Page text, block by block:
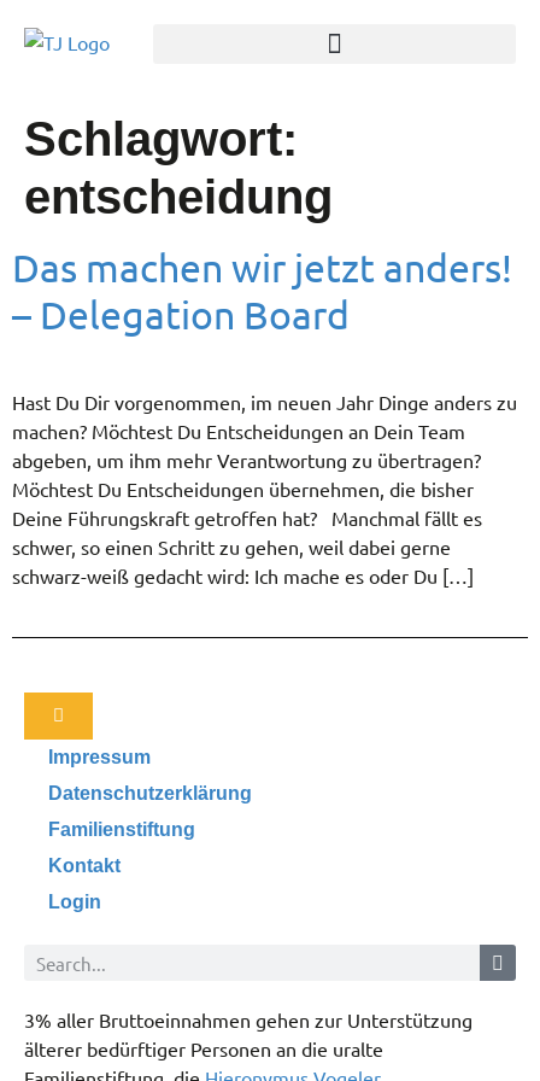
Schlagwort:
entscheidung
Das machen wir jetzt anders!
– Delegation Board
Hast Du Dir vorgenommen, im neuen Jahr Dinge anders zu
machen? Möchtest Du Entscheidungen an Dein Team
abgeben, um ihm mehr Verantwortung zu übertragen?
Möchtest Du Entscheidungen übernehmen, die bisher
Deine Führungskraft getroffen hat? Manchmal fällt es
schwer, so einen Schritt zu gehen, weil dabei gerne
schwarz-weiß gedacht wird: Ich mache es oder Du […]
Impressum
Datenschutzerklärung
Familienstiftung
Kontakt
Login
3% aller Bruttoeinnahmen gehen zur Unterstützung
älterer bedürftiger Personen an die uralte